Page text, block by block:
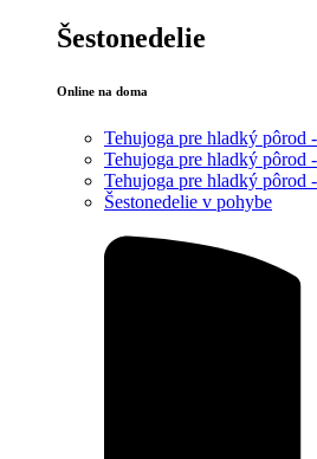
Šestonedelie
Online na doma
Tehujoga pre hladký pôrod
Tehujoga pre hladký pôrod
Tehujoga pre hladký pôrod
Šestonedelie v pohybe